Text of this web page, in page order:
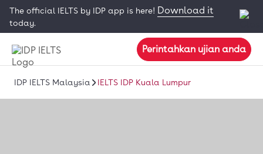
The official IELTS by IDP app is here! Download it
today.
Perintahkan ujian anda
IDP IELTS Malaysia IELTS IDP Kuala Lumpur